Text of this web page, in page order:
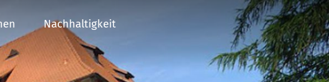
Nachhaltigkeit